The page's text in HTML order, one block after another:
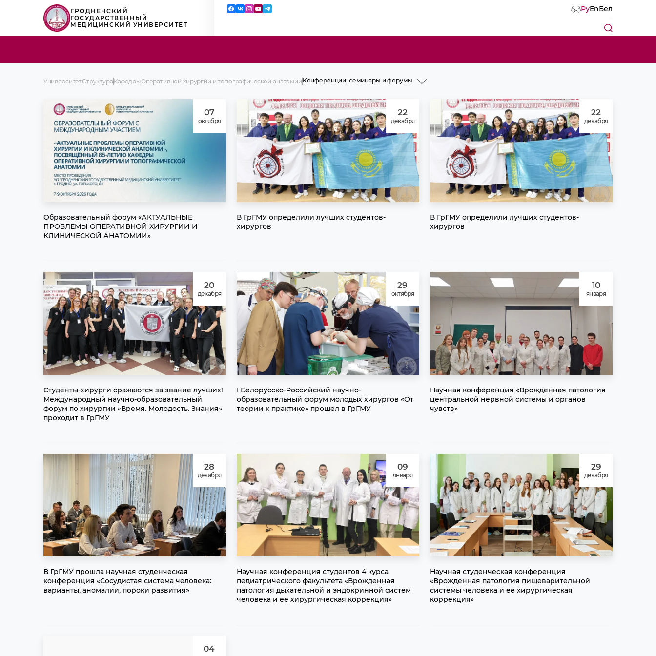
ГРОДНЕНСКИЙ
ГОСУДАРСТВЕННЫЙ
МЕДИЦИНСКИЙ УНИВЕРСИТЕТ
РуEnБел
УниверситетСтруктура КафедрыОперативной хирургии и топографической анатомии Конференции, семинары и форумы
Профессорско-преподавательский
состав
Учебная работа
Послевузовское образование
Научная работа
Идеологическая и воспитательная
работа
СНО
Музей
Предметная олимпиада
Конференции, семинары и форумы
Новости и объявления
07
октября
Образовательный форум «АКТУАЛЬНЫЕ
ПРОБЛЕМЫ ОПЕРАТИВНОЙ ХИРУРГИИ И
КЛИНИЧЕСКОЙ АНАТОМИИ»
22
декабря
В ГрГМУ определили лучших студентов-
хирургов
22
декабря
В ГрГМУ определили лучших студентов-
хирургов
20
декабря
Студенты‑хирурги сражаются за звание лучших!
Международный научно‑образовательный
форум по хирургии «Время. Молодость. Знания»
проходит в ГрГМУ
29
октября
I Белорусско-Российский научно-
образовательный форум молодых хирургов «От
теории к практике» прошел в ГрГМУ
10
января
Научная конференция «Врожденная патология
центральной нервной системы и органов
чувств»
28
декабря
В ГрГМУ прошла научная студенческая
конференция «Сосудистая система человека:
варианты, аномалии, пороки развития»
09
января
Научная конференция студентов 4 курса
педиатрического факультета «Врожденная
патология дыхательной и эндокринной систем
человека и ее хирургическая коррекция»
29
декабря
Научная студенческая конференция
«Врожденная патология пищеварительной
системы человека и ее хирургическая
коррекция»
04